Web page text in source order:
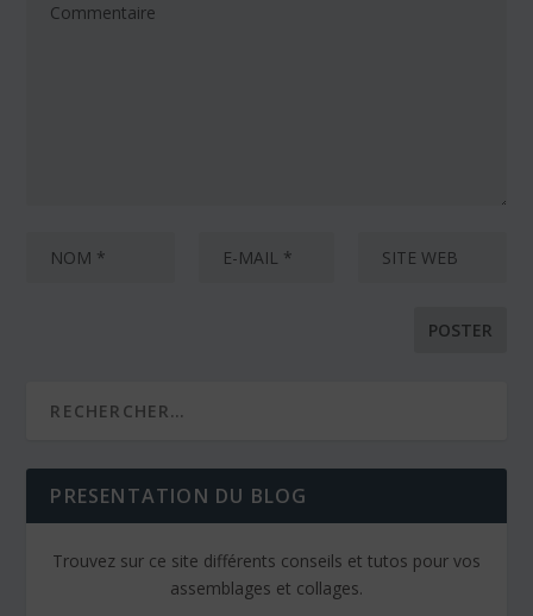
PRESENTATION DU BLOG
Trouvez sur ce site différents conseils et tutos pour vos
assemblages et collages.